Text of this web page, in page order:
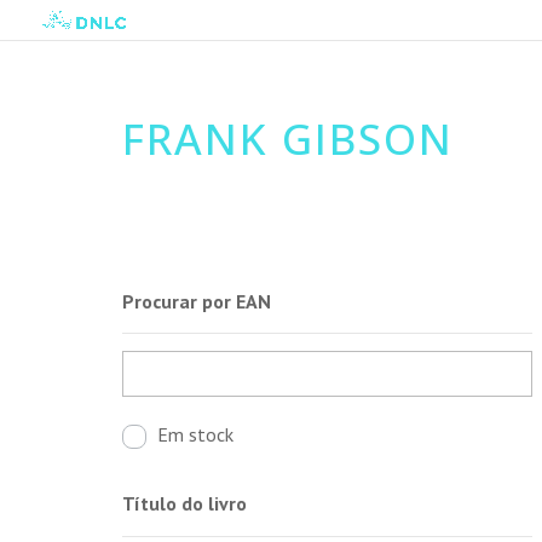
FRANK GIBSON
Procurar por EAN
Em stock
Título do livro